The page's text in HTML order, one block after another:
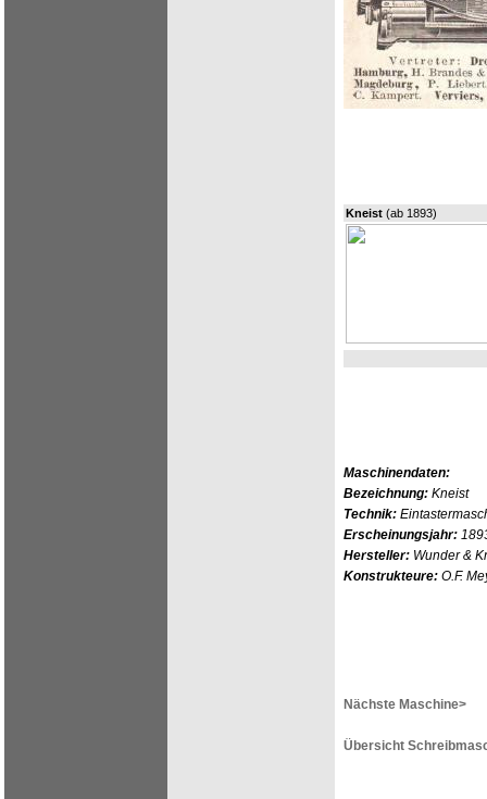
Kneist (ab 1893)
Maschinendaten:
Bezeichnung: Kneist
Technik:
Erscheinungsjahr:
Hersteller: Wunder &
Konstrukteure: O.F.
Nächste Maschine>
Übersicht